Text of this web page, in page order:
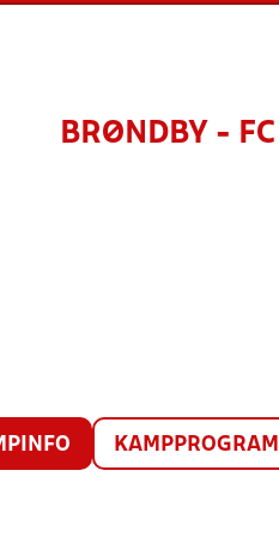
BRØNDBY -